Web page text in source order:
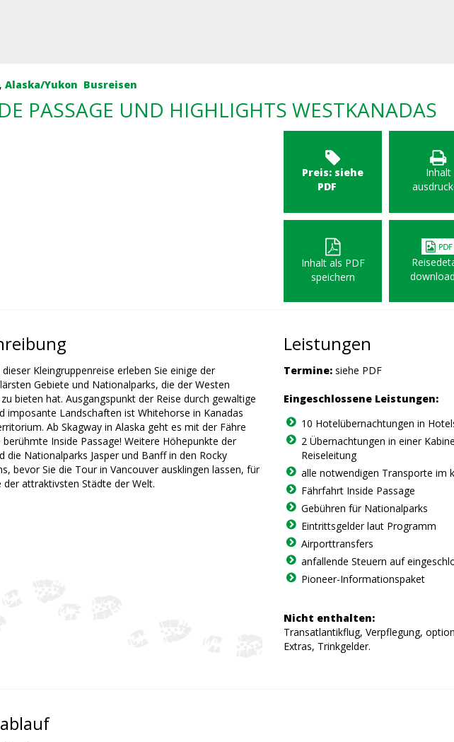
, Alaska/Yukon Busreisen
PASSAGE UND HIGHLIGHTS WESTKANADAS
Preis: siehe
PDF
Inhalt
Inhalt als PDF
speichern
Kleingruppenreise erleben Sie einige der
Gebiete und Nationalparks, die der Westen
bieten hat. Ausgangspunkt der Reise durch gewaltige
imposante Landschaften ist Whitehorse in Kanadas
Ab Skagway in Alaska geht es mit der Fähre
berühmte Inside Passage! Weitere Höhepunkte der
die Nationalparks Jasper und Banff in den Rocky
bevor Sie die Tour in Vancouver ausklingen lassen, für
der attraktivsten Städte der Welt.
Leistungen
Termine: siehe PDF
Eingeschlossene Leistungen:
10 Hotelübernachtungen in
2 Übernachtungen in einer
Reiseleitung
alle notwendigen Transporte im
Fährfahrt Inside Passage
Gebühren für Nationalparks
Eintrittsgelder laut Programm
Airporttransfers
anfallende Steuern auf
Pioneer-Informationspaket
Nicht enthalten:
Transatlantikflug, Verpflegung,
Extras, Trinkgelder.